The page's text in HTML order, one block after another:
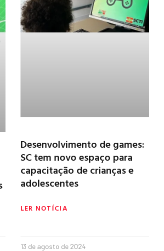
Desenvolvimento de games:
SC tem novo espaço para
capacitação de crianças e
adolescentes
LER NOTÍCIA
13 de agosto de 2024